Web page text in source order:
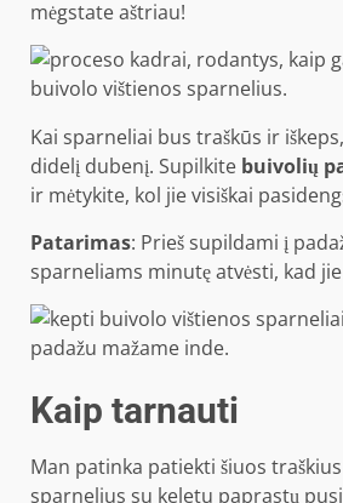
mėgstate aštriau!
Kai sparneliai bus traškūs ir
didelį dubenį. Supilkite buivolių
ir mėtykite, kol jie visiškai
Patarimas: Prieš supildami į
sparneliams minutę atvėsti, kad
Kaip tarnauti
Man patinka patiekti šiuos
sparnelius su keletu paprastų